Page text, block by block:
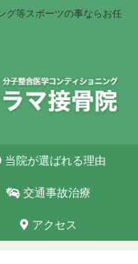
グ等スポーツの事ならお任
当院が選ばれる理由
交通事故治療
アクセス